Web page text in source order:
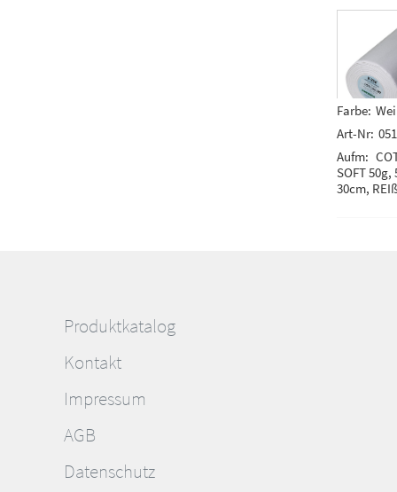
Farbe:
Art-Nr:
Aufm:
SOFT 50g,
30cm,
Produktkatalog
Kontakt
Impressum
AGB
Datenschutz